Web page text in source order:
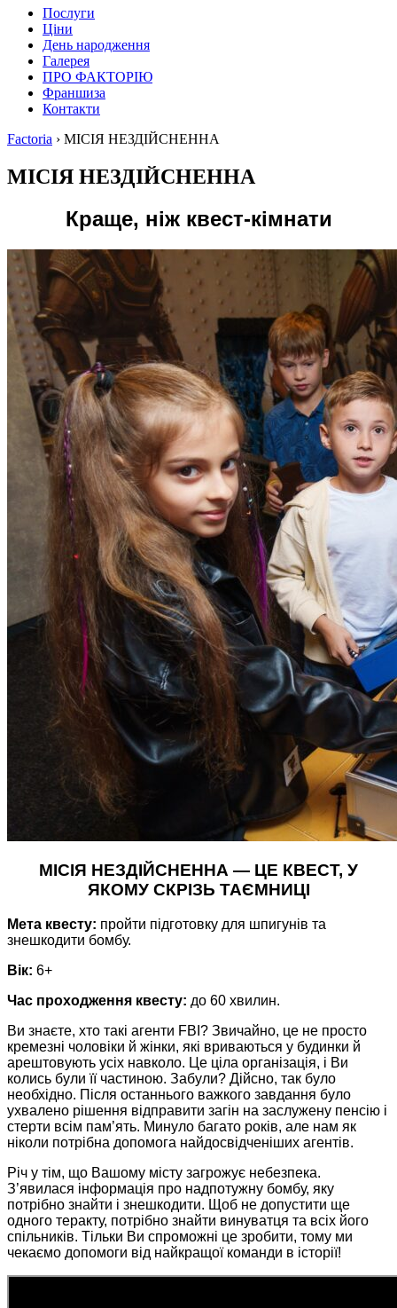
Послуги
Ціни
День народження
Галерея
ПРО ФАКТОРІЮ
Франшиза
Контакти
Factoria › МІСІЯ НЕЗДІЙСНЕННА
МІСІЯ НЕЗДІЙСНЕННА
Краще, ніж квест-кімнати
МІСІЯ НЕЗДІЙСНЕННА — ЦЕ КВЕСТ, У
ЯКОМУ СКРІЗЬ ТАЄМНИЦІ
Мета квесту: пройти підготовку для шпигунів та
знешкодити бомбу.
Вік: 6+
Час проходження квесту: до 60 хвилин.
Ви знаєте, хто такі агенти FBI? Звичайно, це не просто
кремезні чоловіки й жінки, які вриваються у будинки й
арештовують усіх навколо. Це ціла організація, і Ви
колись були її частиною. Забули? Дійсно, так було
необхідно. Після останнього важкого завдання було
ухвалено рішення відправити загін на заслужену пенсію і
стерти всім пам’ять. Минуло багато років, але нам як
ніколи потрібна допомога найдосвідченіших агентів.
Річ у тім, що Вашому місту загрожує небезпека.
З’явилася інформація про надпотужну бомбу, яку
потрібно знайти і знешкодити. Щоб не допустити ще
одного теракту, потрібно знайти винуватця та всіх його
спільників. Тільки Ви спроможні це зробити, тому ми
чекаємо допомоги від найкращої команди в історії!